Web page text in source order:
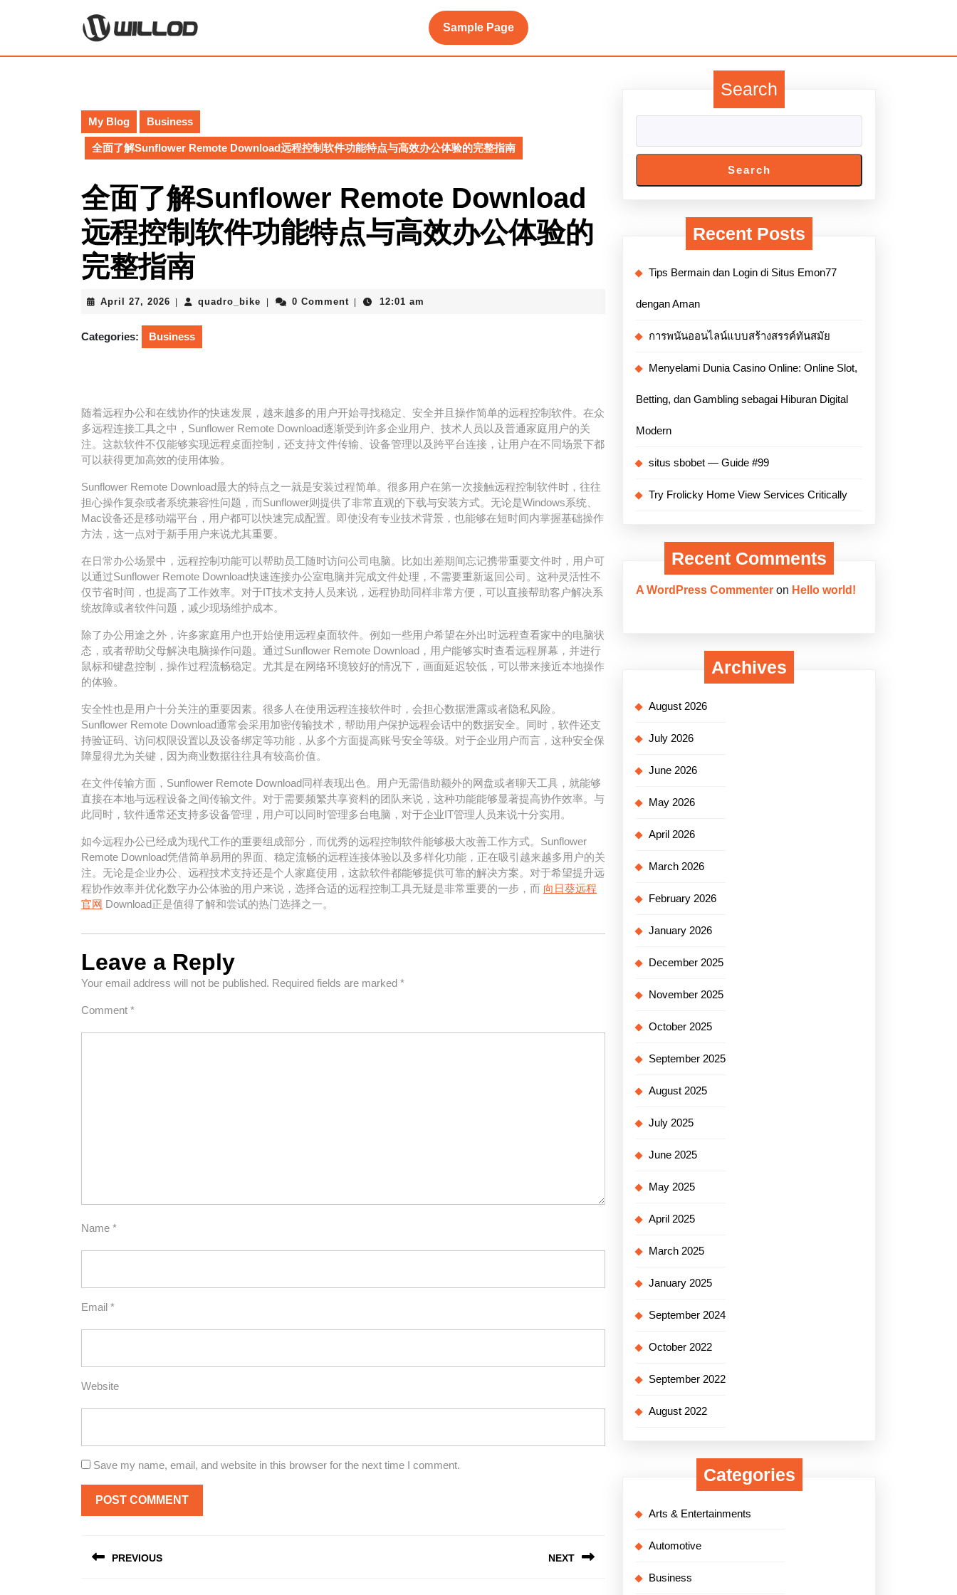
Sample Page
My Blog Business
全面了解Sunflower Remote Download远程控制软件功能特点与高效办公体验的完整指南
全面了解Sunflower Remote Download
远程控制软件功能特点与高效办公体验的
完整指南
April 27, 2026 April
2026
quadro_bike quadro_bike
0 Comment 12:01 am
Categories: Business
随着远程办公和在线协作的快速发展，越来越多的用户开始寻找稳定、安全并且操作简单的远程控制软件。在众
多远程连接工具之中，Sunflower Remote Download逐渐受到许多企业用户、技术人员以及普通家庭用户的关
注。这款软件不仅能够实现远程桌面控制，还支持文件传输、设备管理以及跨平台连接，让用户在不同场景下都
可以获得更加高效的使用体验。
Sunflower Remote Download最大的特点之一就是安装过程简单。很多用户在第一次接触远程控制软件时，往往
担心操作复杂或者系统兼容性问题，而Sunflower则提供了非常直观的下载与安装方式。无论是Windows系统、
Mac设备还是移动端平台，用户都可以快速完成配置。即使没有专业技术背景，也能够在短时间内掌握基础操作
方法，这一点对于新手用户来说尤其重要。
在日常办公场景中，远程控制功能可以帮助员工随时访问公司电脑。比如出差期间忘记携带重要文件时，用户可
以通过Sunflower Remote Download快速连接办公室电脑并完成文件处理，不需要重新返回公司。这种灵活性不
仅节省时间，也提高了工作效率。对于IT技术支持人员来说，远程协助同样非常方便，可以直接帮助客户解决系
统故障或者软件问题，减少现场维护成本。
除了办公用途之外，许多家庭用户也开始使用远程桌面软件。例如一些用户希望在外出时远程查看家中的电脑状
态，或者帮助父母解决电脑操作问题。通过Sunflower Remote Download，用户能够实时查看远程屏幕，并进行
鼠标和键盘控制，操作过程流畅稳定。尤其是在网络环境较好的情况下，画面延迟较低，可以带来接近本地操作
的体验。
安全性也是用户十分关注的重要因素。很多人在使用远程连接软件时，会担心数据泄露或者隐私风险。
Sunflower Remote Download通常会采用加密传输技术，帮助用户保护远程会话中的数据安全。同时，软件还支
持验证码、访问权限设置以及设备绑定等功能，从多个方面提高账号安全等级。对于企业用户而言，这种安全保
障显得尤为关键，因为商业数据往往具有较高价值。
在文件传输方面，Sunflower Remote Download同样表现出色。用户无需借助额外的网盘或者聊天工具，就能够
直接在本地与远程设备之间传输文件。对于需要频繁共享资料的团队来说，这种功能能够显著提高协作效率。与
此同时，软件通常还支持多设备管理，用户可以同时管理多台电脑，对于企业IT管理人员来说十分实用。
如今远程办公已经成为现代工作的重要组成部分，而优秀的远程控制软件能够极大改善工作方式。Sunflower
Remote Download凭借简单易用的界面、稳定流畅的远程连接体验以及多样化功能，正在吸引越来越多用户的关
注。无论是企业办公、远程技术支持还是个人家庭使用，这款软件都能够提供可靠的解决方案。对于希望提升远
程协作效率并优化数字办公体验的用户来说，选择合适的远程控制工具无疑是非常重要的一步，而 向日葵远程
官网 Download正是值得了解和尝试的热门选择之一。
Leave a Reply
Your email address will not be published. Required fields are marked *
Comment *
Name *
Email *
Website
Save my name, email, and website in this browser for the next time I comment.
navigation
PREVIOUS NEXT
Search
Search
Recent Posts
Tips Bermain dan Login di Situs Emon77
dengan Aman
การพนันออนไลน์แบบสร้างสรรค์ทันสมัย
Menyelami Dunia Casino Online: Online Slot,
Betting, dan Gambling sebagai Hiburan Digital
Modern
situs sbobet — Guide #99
Try Frolicky Home View Services Critically
Recent Comments
A WordPress Commenter on Hello world!
Archives
August 2026
July 2026
June 2026
May 2026
April 2026
March 2026
February 2026
January 2026
December 2025
November 2025
October 2025
September 2025
August 2025
July 2025
June 2025
May 2025
April 2025
March 2025
January 2025
September 2024
October 2022
September 2022
August 2022
Categories
Arts & Entertainments
Automotive
Business